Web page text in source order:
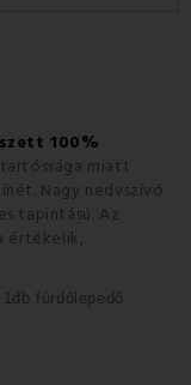
100%
miatt
Nagy nedvszívó
tapintású. Az
értékelik,
fürdőlepedő